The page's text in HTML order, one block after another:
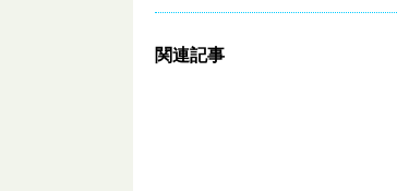
関連記事